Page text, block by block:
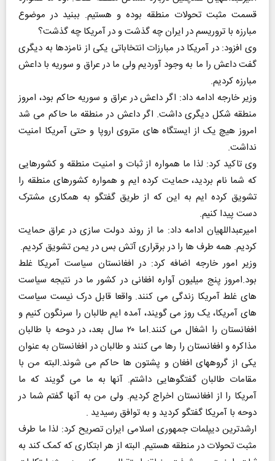
قسمت مثبت تحولات منطقه بوده و هستیم. ببنید در موضوع
مبارزه با تروریسم در ایران چه گذشت و در آمریکا چه گذشت؟
وی افزود: در آمریکا در مبارزات انتخاباتی یکی از نامزدها به دیگری
گفت داعش را ما به وجود آوردیم ولی ما در عراق و سوریه با داعش
مبارزه کردیم.
وزیر خارجه ادامه داد: اگر داعش در عراق و سوریه حاکم بود، امروز
منطقه شکل دیگری داشت. اگر داعش در منطقه ما حاکم می شد
امروز هیچ یک از ایستگاه های متروی اروپا و حتی آمریکا امنیت
نداشت.
وی تاکید کرد: لذا ما همواره از ثبات و امنیت منطقه و کشورهایی
که شما نام بردید، حمایت کرده ایم و همواره کشورهای منطقه را
تشویق کرده ایم به این که از طریق گفتگو به همکاری مشترک
دست پیدا کنیم.
امیرعبداللهیان ادامه داد: ما از روند دولت سازی در عراق حمایت
کردیم. همه طرف ها را در برقراری آتش بس در یمن تشویق کردیم.
وزیر امور خارجه اضافه کرد: در افغانستان سیاست آمریکا غلط
بود.امروز پنج میلیون آواره افغانی در کشور ما در نتیجه سیاست
های غلط آمریکا زندگی می کنند. واقعا قابل درک نیست سیاست
های آمریکا، یک روز می گویند، آمده ایم طالبان را سرنگون کنیم و
افغانستان را اشغال می کنند.اما ۲۰ سال بعد، در دوحه با طالبان
مذاکره و افغانستان را رها می کنند و طالبان در افغانستان به عنوان
یکی از گروههای افغان و پشتون ها حاکم می شوند.البته من با
مقامات طالبان گفتگوهایی داشتم. آنها به ما می گویند که ما
آمریکا را از افغانستان اخراج کردیم. ولی من به آنها گفتم شما در
دوحه با آمریکا گفتگو کردید و به توافق رسیدید .
ارشدترین دیپلمات جمهوری اسلامی ایران تصریح کرد: لذا ما طرف
مثبت تحولات در منطقه هستیم. البته از هر ابتکاری که کمک کند به